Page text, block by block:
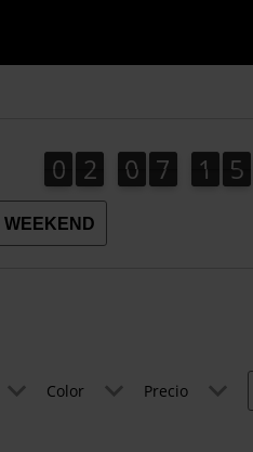
0
0 2
2 0
0 7
7 1
1 5
5
WEEKEND
Color Precio